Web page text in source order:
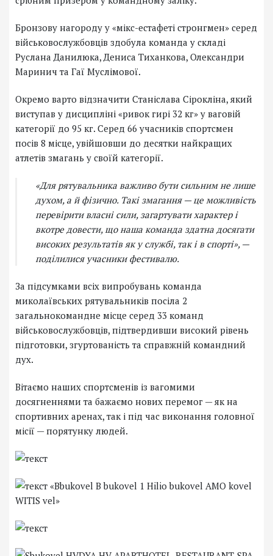
Бронзову нагороду у «мікс-естафеті стронгмен» серед
військовослужбовців здобула команда у складі
Руслана Данилюка, Дениса Тиханкова, Олександри
Маринич та Гаї Муслімової.
Окремо варто відзначити Станіслава Сірокліна, який
виступав у дисципліні «ривок гирі 32 кг» у ваговій
категорії до 95 кг. Серед 66 учасників спортсмен
посів 8 місце, увійшовши до десятки найкращих
атлетів змагань у своїй категорії.
«Для рятувальника важливо бути сильним не лише
духом, а й фізично. Такі змагання — це можливість
перевірити власні сили, загартувати характер і
вкотре довести, що наша команда здатна досягати
високих результатів як у службі, так і в спорті», —
поділилися учасники фестивалю.
За підсумками всіх випробувань команда
миколаївських рятувальників посіла 2
загальнокомандне місце серед 33 команд
військовослужбовців, підтвердивши високий рівень
підготовки, згуртованість та справжній командний
дух.
Вітаємо наших спортсменів із вагомими
досягненнями та бажаємо нових перемог — як на
спортивних аренах, так і під час виконання головної
місії — порятунку людей.